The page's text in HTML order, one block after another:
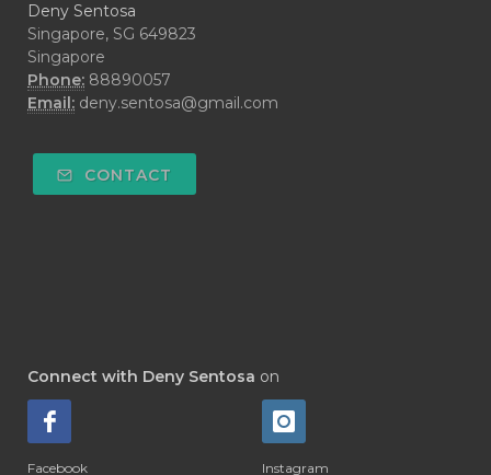
#DECAY
#DEEP RELIEF
#DEMO
#DEODORANT
#DEPOK
#DETOKS
#DIAPERCREAM
#DIARRHOEA
#DIET
#diffuse
#DIFFUSER
Deny Sentosa
Singapore, SG 649823
Singapore
Phone: 88890057
Email: deny.sentosa@gmail.com
CONTACT
Connect with Deny Sentosa on
Facebook Instagram